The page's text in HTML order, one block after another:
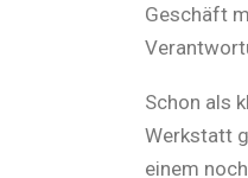
Geschäft
Schon als
Werkstatt
einem